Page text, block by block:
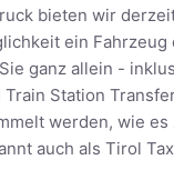
bieten wir
ein Fahrzeug
ganz allein -
Station
werden, wie es
auch als Tirol